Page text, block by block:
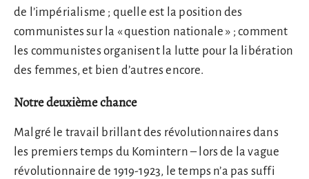
de l’impérialisme ; quelle est la position des
communistes sur la « question nationale » ; comment
les communistes organisent la lutte pour la libération
des femmes, et bien d’autres encore.
Notre deuxième chance
Malgré le travail brillant des révolutionnaires dans
les premiers temps du Komintern – lors de la vague
révolutionnaire de 1919-1923, le temps n’a pas suffi